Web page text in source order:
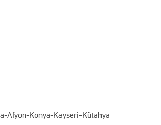
Afyon-Konya-Kayseri-Kütahya